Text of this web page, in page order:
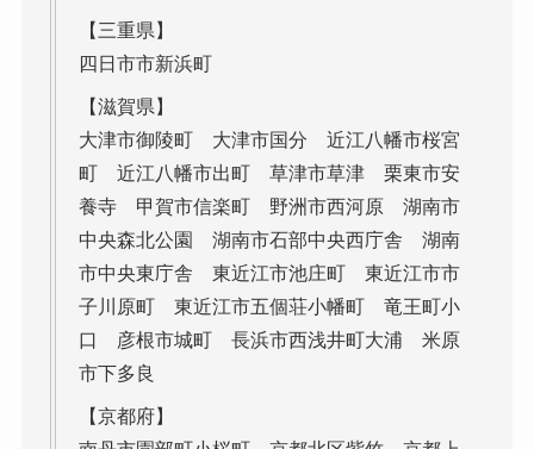
【三重県】
四日市市新浜町
【滋賀県】
大津市御陵町 大津市国分 近江八幡市桜宮
町 近江八幡市出町 草津市草津 栗東市安
養寺 甲賀市信楽町 野洲市西河原 湖南市
中央森北公園 湖南市石部中央西庁舎 湖南
市中央東庁舎 東近江市池庄町 東近江市市
子川原町 東近江市五個荘小幡町 竜王町小
口 彦根市城町 長浜市西浅井町大浦 米原
市下多良
【京都府】